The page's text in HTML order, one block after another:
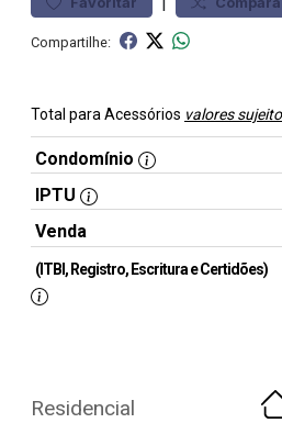
Compartilhe:
Total para Acessórios valores
Condomínio
IPTU
Venda
(ITBI, Registro, Escritura e Certidões)
Residencial